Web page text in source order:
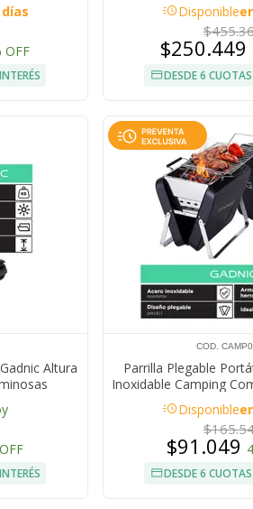
OFF
acuteDisponible
$250.449
DESDE 6
Altura
COD.
Parrilla Plegable
Inoxidable Camping
acuteDisponible
$91.049
DESDE 6